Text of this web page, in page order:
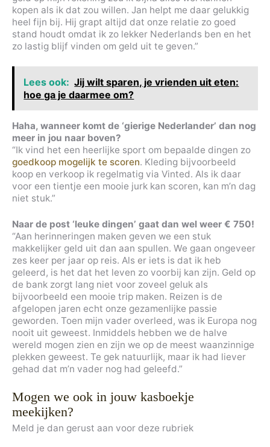
kopen als ik dat zou willen. Jan helpt me daar gelukkig
heel fijn bij. Hij grapt altijd dat onze relatie zo goed
stand houdt omdat ik zo lekker Nederlands ben en het
zo lastig blijf vinden om geld uit te geven.”
Lees ook: Jij wilt sparen, je vrienden uit eten:
hoe ga je daarmee om?
Haha, wanneer komt de ‘gierige Nederlander’ dan nog
meer in jou naar boven?
“Ik vind het een heerlijke sport om bepaalde dingen zo
goedkoop mogelijk te scoren. Kleding bijvoorbeeld
koop en verkoop ik regelmatig via Vinted. Als ik daar
voor een tientje een mooie jurk kan scoren, kan m’n dag
niet stuk.”
Naar de post ‘leuke dingen’ gaat dan wel weer € 750!
“Aan herinneringen maken geven we een stuk
makkelijker geld uit dan aan spullen. We gaan ongeveer
zes keer per jaar op reis. Als er iets is dat ik heb
geleerd, is het dat het leven zo voorbij kan zijn. Geld op
de bank zorgt lang niet voor zoveel geluk als
bijvoorbeeld een mooie trip maken. Reizen is de
afgelopen jaren echt onze gezamenlijke passie
geworden. Toen mijn vader overleed, was ik Europa nog
nooit uit geweest. Inmiddels hebben we de halve
wereld mogen zien en zijn we op de meest waanzinnige
plekken geweest. Te gek natuurlijk, maar ik had liever
gehad dat m’n vader nog had geleefd.”
Mogen we ook in jouw kasboekje
meekijken?
Meld je dan gerust aan voor deze rubriek